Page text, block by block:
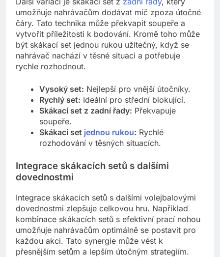
umožňuje nahrávačům dodávat míč zpoza útočné
čáry. Tato technika může překvapit soupeře a
vytvořit příležitosti k bodování. Kromě toho může
být skákací set jednou rukou užitečný, když se
nahrávač nachází v těsné situaci a potřebuje
rychle rozhodnout.
Vysoký set: Nejlepší pro vnější útočníky.
Rychlý set: Ideální pro střední blokující.
Skákací set z zadní řady: Překvapuje
soupeře.
Skákací set jednou rukou: Rychlé
rozhodování v těsných situacích.
Integrace skákacích setů s dalšími
dovednostmi
Integrace skákacích setů s dalšími volejbalovými
dovednostmi zlepšuje celkovou hru. Například
kombinace skákacích setů s efektivní prací nohou
umožňuje nahrávačům optimálně se postavit pro
každou akci. Tato synergie může vést k
přesnějším setům a lepším útočným strategiím.